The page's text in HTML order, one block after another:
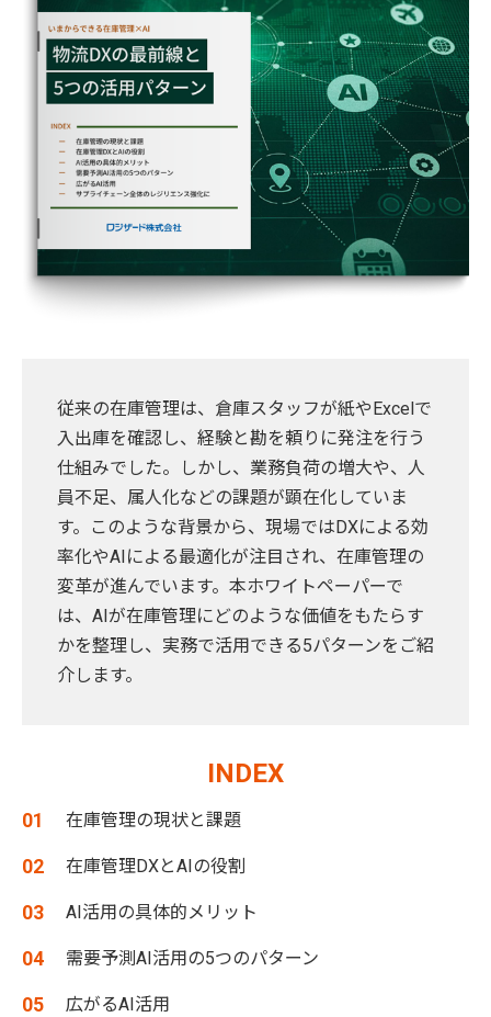
従来の在庫管理は、倉庫スタッフが紙やExcelで
入出庫を確認し、経験と勘を頼りに発注を行う
仕組みでした。しかし、業務負荷の増大や、人
員不足、属人化などの課題が顕在化していま
す。このような背景から、現場ではDXによる効
率化やAIによる最適化が注目され、在庫管理の
変革が進んでいます。本ホワイトペーパーで
は、AIが在庫管理にどのような価値をもたらす
かを整理し、実務で活用できる5パターンをご紹
介します。
INDEX
在庫管理の現状と課題
在庫管理DXとAIの役割
AI活用の具体的メリット
需要予測AI活用の5つのパターン
広がるAI活用